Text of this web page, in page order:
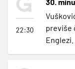
22:30
previše
Englezi.